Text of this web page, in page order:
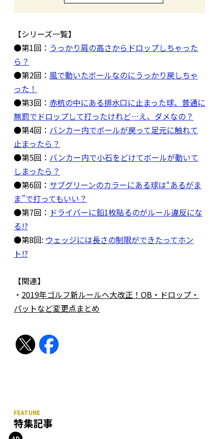
【シリーズ一覧】
●第1回： うっかり肩の高さからドロップしちゃった
ら？
●第2回： 風で動いたボールなのにうっかり戻しちゃ
った！
●第3回： 赤杭の中にある排水口に止まった球、普通に
無罰でドロップして打ったけれど…え、ダメなの？
●第4回： バンカー内でボールが戻って足元に触れて
止まったら？
●第5回： バンカー内で小石をどけてボールが動いて
しまったら？
●第6回： サブグリーンのカラーにある球は“あるがま
ま”で打ってもいい？
●第7回： ドライバーに鉛1枚貼るのがルール違反にな
る!?
●第8回: ウェッジには長さの制限ができたってホン
ト!?
【関連】
・ 2019年ゴルフ新ルールへ大改正！OB・ドロップ・
パットなど変更点まとめ
特集記事